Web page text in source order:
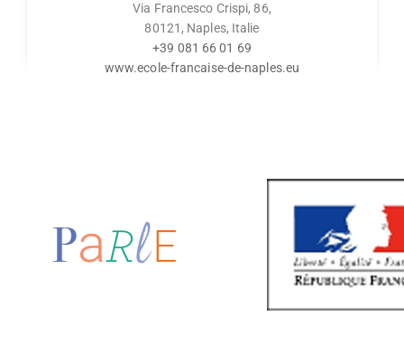
Via Francesco Crispi, 86,
80121, Naples, Italie
+39 081 66 01 69
www.ecole-francaise-de-naples.eu